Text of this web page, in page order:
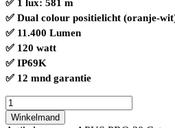
✅ 1 lux: 581 m
✅ Dual colour positielicht (oranje-
✅ 11.400 Lumen
✅ 120 watt
✅ IP69K
✅ 12 mnd garantie
SkyLED
Apus
Pro
Winkelmand